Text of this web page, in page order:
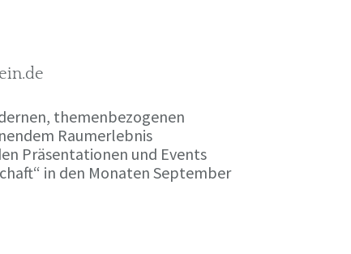
themenbezogenen
Raumerlebnis
Präsentationen und Events
in den Monaten September